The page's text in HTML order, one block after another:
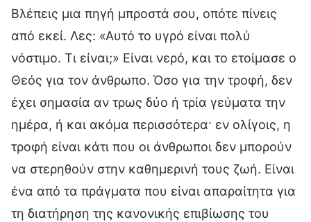
Βλέπεις μια πηγή μπροστά σου, οπότε πίνεις
από εκεί. Λες: «Αυτό το υγρό είναι πολύ
νόστιμο. Τι είναι;» Είναι νερό, και το ετοίμασε ο
Θεός για τον άνθρωπο. Όσο για την τροφή, δεν
έχει σημασία αν τρως δύο ή τρία γεύματα την
ημέρα, ή και ακόμα περισσότερα· εν ολίγοις, η
τροφή είναι κάτι που οι άνθρωποι δεν μπορούν
να στερηθούν στην καθημερινή τους ζωή. Είναι
ένα από τα πράγματα που είναι απαραίτητα για
τη διατήρηση της κανονικής επιβίωσης του